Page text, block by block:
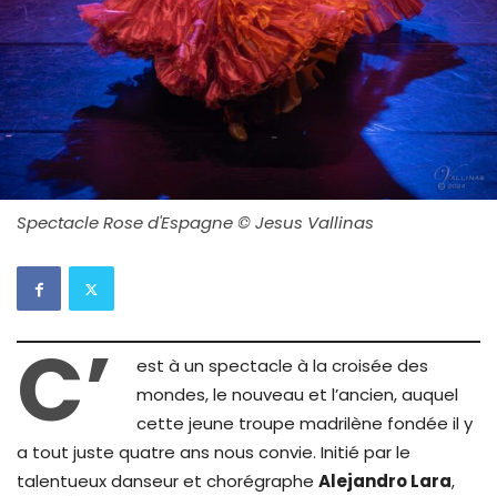
Spectacle Rose d'Espagne © Jesus Vallinas
C’
est à un spectacle à la croisée des
mondes, le nouveau et l’ancien, auquel
cette jeune troupe madrilène fondée il y
a tout juste quatre ans nous convie. Initié par le
talentueux danseur et chorégraphe Alejandro Lara,